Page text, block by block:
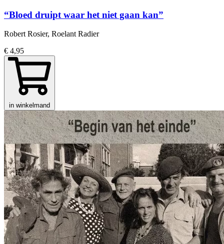
“Bloed druipt waar het niet gaan kan”
Robert Rosier, Roelant Radier
€ 4,95
in winkelmand